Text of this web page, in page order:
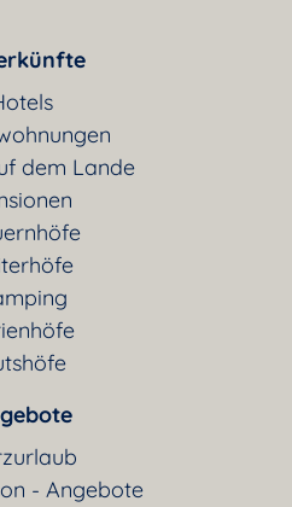
dem Lande
- Angebote